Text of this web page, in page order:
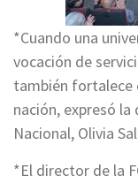
*Cuando una
vocación de
también fortalece
nación, expresó
Nacional, Olivia
*El director de la